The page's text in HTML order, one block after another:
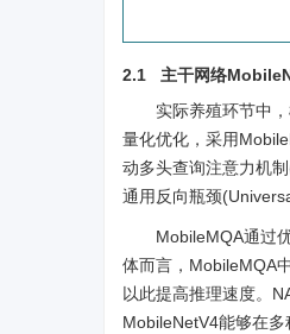
2.1 主干网络
实际养殖环节中
量化优化，采用
动多头查询注意力机
通用反向瓶颈
MobileMQA通过
体而言，MobileMQA
以此提高推理速度。
MobileNetV4能够在